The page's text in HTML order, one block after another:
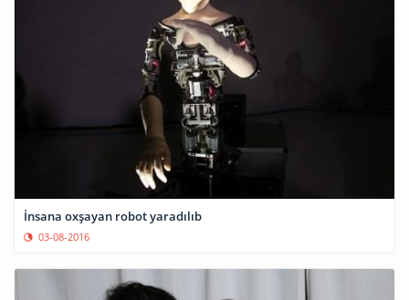
İnsana oxşayan robot yaradılıb
03-08-2016